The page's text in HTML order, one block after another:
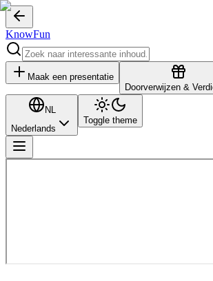
KnowFun
Maak een presentatie
Doorverwijzen &
NL
Nederlands
Toggle theme